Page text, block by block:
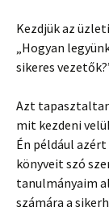
Kezdjük az
„Hogyan
sikeres
Azt
mit kezdeni
Én például
könyveit szó
tanulmányaim
számára a